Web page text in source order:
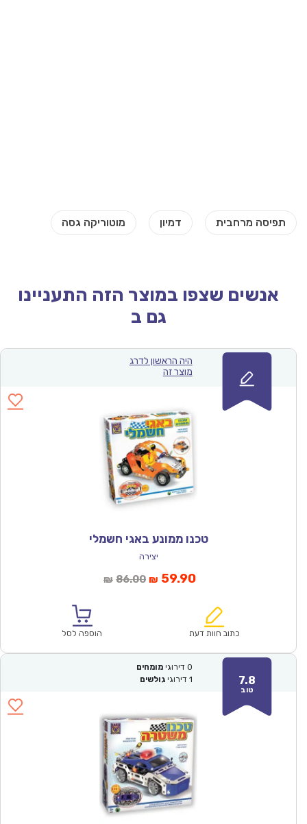
אנשים שצפו במוצר הזה התעניינו
גם ב
היה הראשון לדרג
מוצר זה
טכנו ממונע באגי חשמלי
יצירה
₪ 86.00המחיר
₪86.00.
₪ 59.90המחיר
הוא:
כתוב חוות דעת הוספה לסל
7.8
טוב
0 דירוגי מומחים
1 דירוגי גולשים